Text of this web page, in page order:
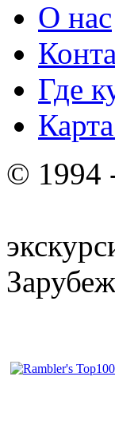
О нас
Где
© 1994